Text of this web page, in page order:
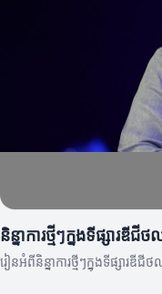
និន្នាការថ្មីៗក្នុងទីផ្សារឌី
រៀនអំពីនិន្នាការថ្មីៗក្នុងទីផ្សារ